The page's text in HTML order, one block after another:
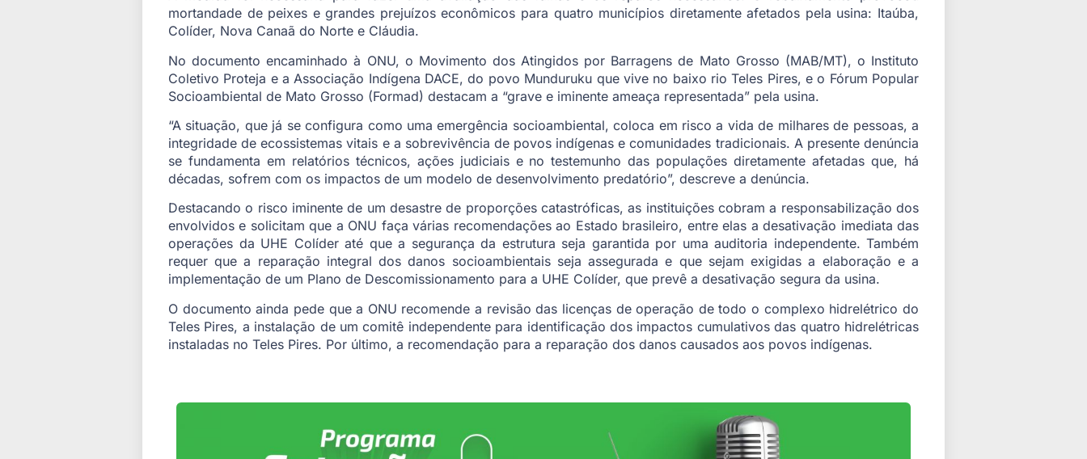
mortandade de peixes e grandes prejuízos econômicos para quatro municípios diretamente afetados pela usina: Itaúba,
Colíder, Nova Canaã do Norte e Cláudia.
No documento encaminhado à ONU, o Movimento dos Atingidos por Barragens de Mato Grosso (MAB/MT), o Instituto
Coletivo Proteja e a Associação Indígena DACE, do povo Munduruku que vive no baixo rio Teles Pires, e o Fórum Popular
Socioambiental de Mato Grosso (Formad) destacam a “grave e iminente ameaça representada” pela usina.
“A situação, que já se configura como uma emergência socioambiental, coloca em risco a vida de milhares de pessoas, a
integridade de ecossistemas vitais e a sobrevivência de povos indígenas e comunidades tradicionais. A presente denúncia
se fundamenta em relatórios técnicos, ações judiciais e no testemunho das populações diretamente afetadas que, há
décadas, sofrem com os impactos de um modelo de desenvolvimento predatório”, descreve a denúncia.
Destacando o risco iminente de um desastre de proporções catastróficas, as instituições cobram a responsabilização dos
envolvidos e solicitam que a ONU faça várias recomendações ao Estado brasileiro, entre elas a desativação imediata das
operações da UHE Colíder até que a segurança da estrutura seja garantida por uma auditoria independente. Também
requer que a reparação integral dos danos socioambientais seja assegurada e que sejam exigidas a elaboração e a
implementação de um Plano de Descomissionamento para a UHE Colíder, que prevê a desativação segura da usina.
O documento ainda pede que a ONU recomende a revisão das licenças de operação de todo o complexo hidrelétrico do
Teles Pires, a instalação de um comitê independente para identificação dos impactos cumulativos das quatro hidrelétricas
instaladas no Teles Pires. Por último, a recomendação para a reparação dos danos causados aos povos indígenas.